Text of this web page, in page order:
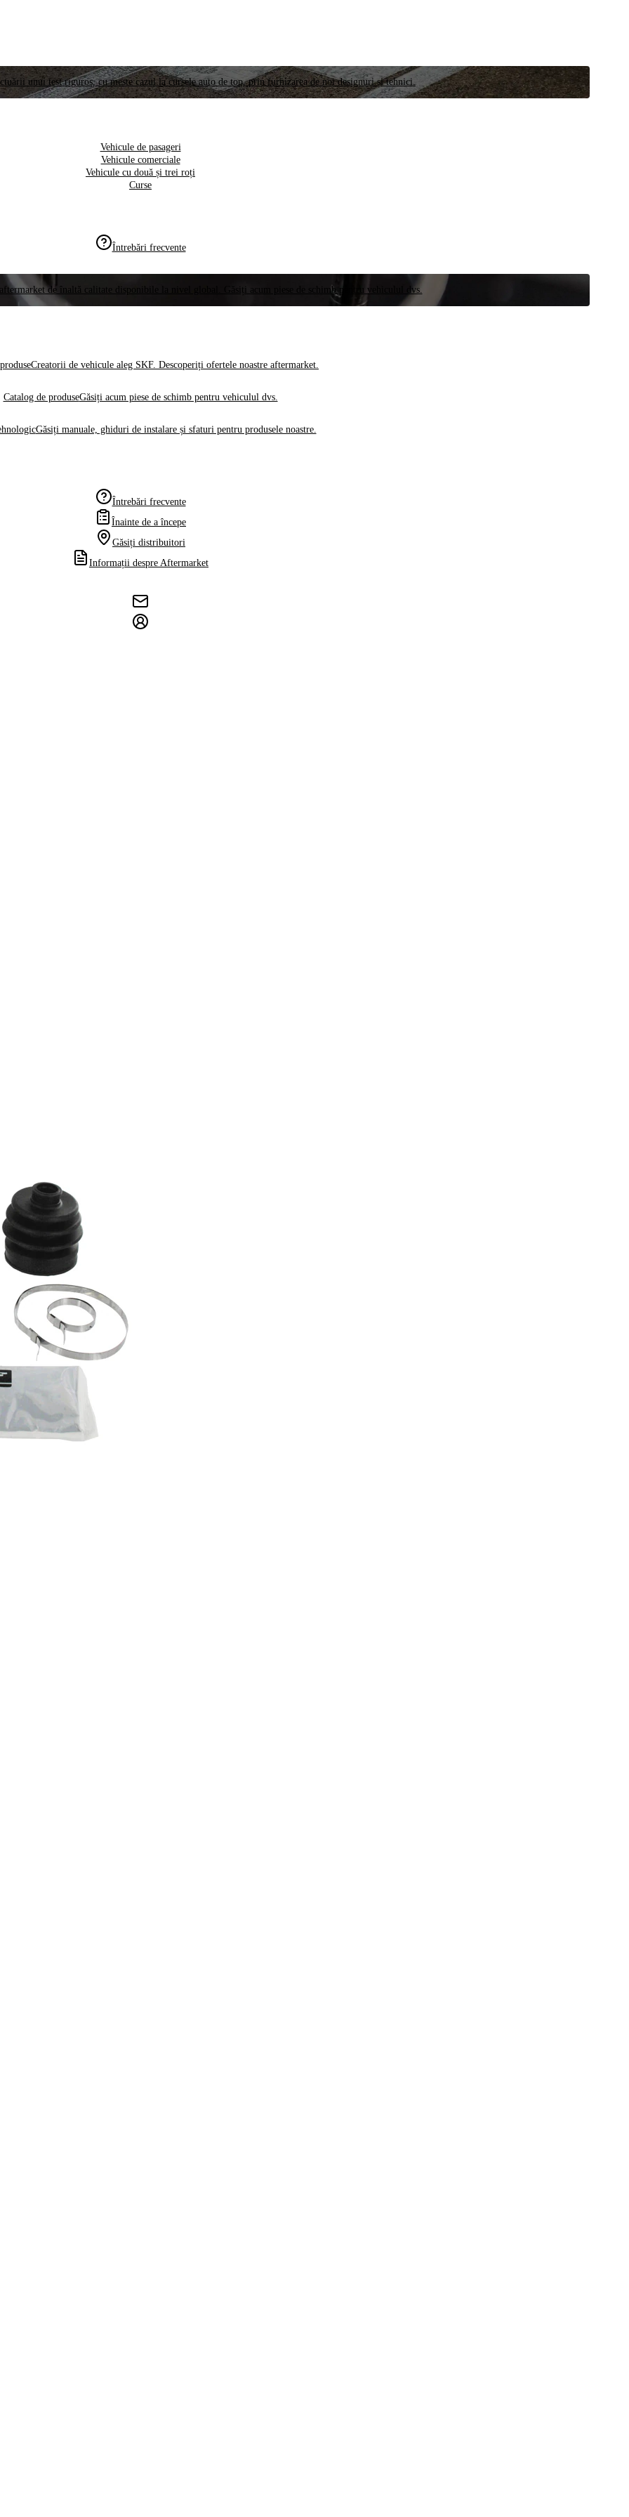
unui test riguros, cu meste cazul la cursele auto de top, prin furnizarea de noi designuri și tehnici.
Vehicule de pasageri
Vehicule comerciale
Vehicule cu două și trei roți
Curse
Întrebări frecvente
de înaltă calitate disponibile la nivel global. Găsiți acum piese de schimb pentru vehiculul dvs.
Creatorii de vehicule aleg SKF. Descoperiți ofertele noastre aftermarket.
Catalog de produseGăsiți acum piese de schimb pentru vehiculul dvs.
Găsiți manuale, ghiduri de instalare și sfaturi pentru produsele noastre.
Întrebări frecvente
Înainte de a începe
Găsiți distribuitori
Informații despre Aftermarket